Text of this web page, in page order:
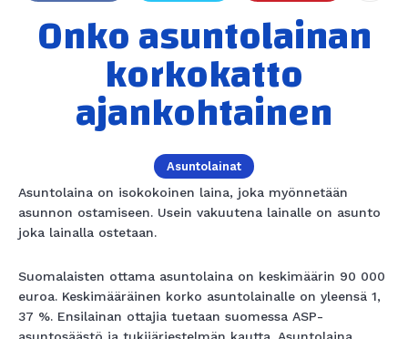
Onko asuntolainan
korkokatto
ajankohtainen
Asuntolainat
Asuntolaina on isokokoinen laina, joka myönnetään
asunnon ostamiseen. Usein vakuutena lainalle on asunto
joka lainalla ostetaan.
Suomalaisten ottama asuntolaina on keskimäärin 90 000
euroa. Keskimääräinen korko asuntolainalle on yleensä 1,
37 %. Ensilainan ottajia tuetaan suomessa ASP-